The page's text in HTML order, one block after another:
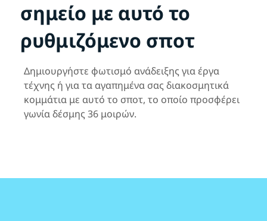
σημείο με αυτό το
ρυθμιζόμενο σποτ
Δημιουργήστε φωτισμό ανάδειξης για έργα
τέχνης ή για τα αγαπημένα σας διακοσμητικά
κομμάτια με αυτό το σποτ, το οποίο προσφέρει
γωνία δέσμης 36 μοιρών.